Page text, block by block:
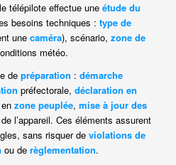
télépilote effectue uneétude du
besoins techniques :type de
unecaméra), scénario,zone de
météo.
depréparation :démarche
préfectorale, déclaration en
enzone peuplée,mise à jour des
l’appareil. Ces éléments assurent
sans risquer deviolations de
ou de règlementation.